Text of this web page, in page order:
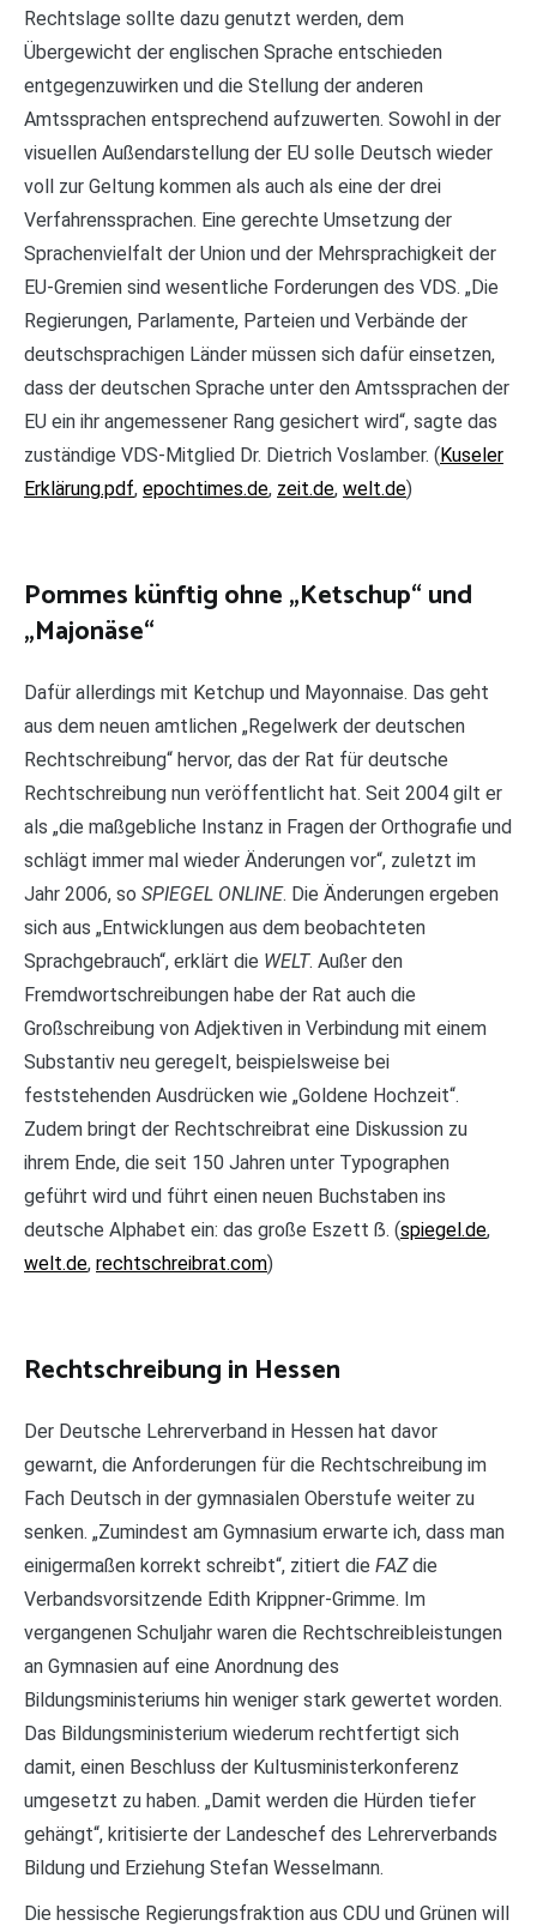
Rechtslage sollte dazu genutzt werden, dem
Übergewicht der englischen Sprache entschieden
entgegenzuwirken und die Stellung der anderen
Amtssprachen entsprechend aufzuwerten. Sowohl in der
visuellen Außendarstellung der EU solle Deutsch wieder
voll zur Geltung kommen als auch als eine der drei
Verfahrenssprachen. Eine gerechte Umsetzung der
Sprachenvielfalt der Union und der Mehrsprachigkeit der
EU-Gremien sind wesentliche Forderungen des VDS. „Die
Regierungen, Parlamente, Parteien und Verbände der
deutschsprachigen Länder müssen sich dafür einsetzen,
dass der deutschen Sprache unter den Amtssprachen der
EU ein ihr angemessener Rang gesichert wird“, sagte das
zuständige VDS-Mitglied Dr. Dietrich Voslamber. ( Kuseler
Erklärung.pdf, epochtimes.de, zeit.de, welt.de)
Pommes künftig ohne „Ketschup“ und
„Majonäse“
Dafür allerdings mit Ketchup und Mayonnaise. Das geht
aus dem neuen amtlichen „Regelwerk der deutschen
Rechtschreibung“ hervor, das der Rat für deutsche
Rechtschreibung nun veröffentlicht hat. Seit 2004 gilt er
als „die maßgebliche Instanz in Fragen der Orthografie und
schlägt immer mal wieder Änderungen vor“, zuletzt im
Jahr 2006, so SPIEGEL ONLINE. Die Änderungen ergeben
sich aus „Entwicklungen aus dem beobachteten
Sprachgebrauch“, erklärt die WELT. Außer den
Fremdwortschreibungen habe der Rat auch die
Großschreibung von Adjektiven in Verbindung mit einem
Substantiv neu geregelt, beispielsweise bei
feststehenden Ausdrücken wie „Goldene Hochzeit“.
Zudem bringt der Rechtschreibrat eine Diskussion zu
ihrem Ende, die seit 150 Jahren unter Typographen
geführt wird und führt einen neuen Buchstaben ins
deutsche Alphabet ein: das große Eszett ẞ. (spiegel.de,
welt.de, rechtschreibrat.com)
Rechtschreibung in Hessen
Der Deutsche Lehrerverband in Hessen hat davor
gewarnt, die Anforderungen für die Rechtschreibung im
Fach Deutsch in der gymnasialen Oberstufe weiter zu
senken. „Zumindest am Gymnasium erwarte ich, dass man
einigermaßen korrekt schreibt“, zitiert die FAZdie
Verbandsvorsitzende Edith Krippner-Grimme. Im
vergangenen Schuljahr waren die Rechtschreibleistungen
an Gymnasien auf eine Anordnung des
Bildungsministeriums hin weniger stark gewertet worden.
Das Bildungsministerium wiederum rechtfertigt sich
damit, einen Beschluss der Kultusministerkonferenz
umgesetzt zu haben. „Damit werden die Hürden tiefer
gehängt“, kritisierte der Landeschef des Lehrerverbands
Bildung und Erziehung Stefan Wesselmann.
Die hessische Regierungsfraktion aus CDU und Grünen will